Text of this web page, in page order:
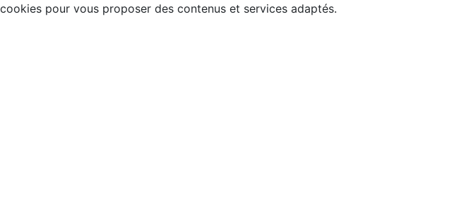
pour vous proposer des contenus et services adaptés.